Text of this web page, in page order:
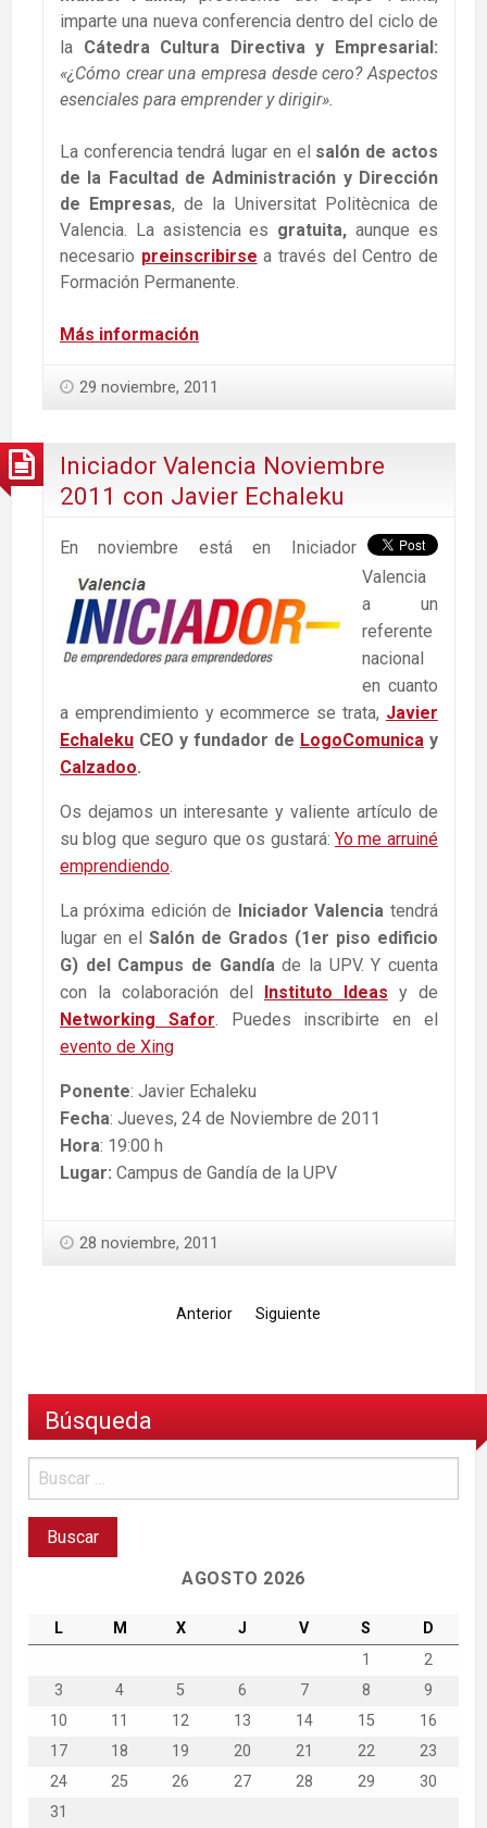
imparte una nueva conferencia dentro del ciclo de
la Cátedra Cultura Directiva y Empresarial:
«¿Cómo crear una empresa desde cero? Aspectos
esenciales para emprender y dirigir».
La conferencia tendrá lugar en el salón de actos
de la Facultad de Administración y Dirección
de Empresas, de la Universitat Politècnica de
Valencia. La asistencia es gratuita, aunque es
necesario preinscribirse a través del Centro de
Formación Permanente.
Más información
29 noviembre, 2011
Iniciador Valencia Noviembre
2011 con Javier Echaleku
En noviembre está en Iniciador
Valencia
a un
referente
nacional
en cuanto
a emprendimiento y ecommerce se trata, Javier
Echaleku CEO y fundador de LogoComunicay
Calzadoo.
Os dejamos un interesante y valiente artículo de
su blog que seguro que os gustará: Yo me arruiné
emprendiendo.
La próxima edición de Iniciador Valencia tendrá
lugar en el Salón de Grados (1er piso edificio
G) del Campus de Gandíade la UPV. Y cuenta
con la colaboración del Instituto Ideas y de
Networking Safor. Puedes inscribirte en el
evento de Xing
Ponente: Javier Echaleku
Fecha: Jueves, 24 de Noviembre de 2011
Hora: 19:00 h
Lugar: Campus de Gandía de la UPV
28 noviembre, 2011
Anterior Siguiente
Búsqueda
AGOSTO 2026
L M X J V S
D
1
2
3
4 5 6 7 8
9
10
11 12 13 14 15
16
17
18 19 20 21 22
23
24
25 26 27 28 29
30
31